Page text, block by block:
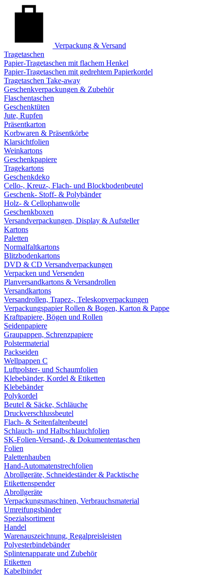
Verpackung & Versand
Tragetaschen
Papier-Tragetaschen mit flachem Henkel
Papier-Tragetaschen mit gedrehtem Papierkordel
Tragetaschen Take-away
Geschenkverpackungen & Zubehör
Flaschentaschen
Geschenktüten
Jute, Rupfen
Präsentkarton
Korbwaren & Präsentkörbe
Klarsichtfolien
Weinkartons
Geschenkpapiere
Tragekartons
Geschenkdeko
Cello-, Kreuz-, Flach- und Blockbodenbeutel
Geschenk- Stoff- & Polybänder
Holz- & Cellophanwolle
Geschenkboxen
Versandverpackungen, Display & Aufsteller
Kartons
Paletten
Normalfaltkartons
Blitzbodenkartons
DVD & CD Versandverpackungen
Verpacken und Versenden
Planversandkartons & Versandrollen
Versandkartons
Versandrollen, Trapez-, Teleskopverpackungen
Verpackungspapier Rollen & Bogen, Karton & Pappe
Kraftpapiere, Bögen und Rollen
Seidenpapiere
Graupappen, Schrenzpapiere
Polstermaterial
Packseiden
Wellpappen C
Luftpolster- und Schaumfolien
Klebebänder, Kordel & Etiketten
Klebebänder
Polykordel
Beutel & Säcke, Schläuche
Druckverschlussbeutel
Flach- & Seitenfaltenbeutel
Schlauch- und Halbschlauchfolien
SK-Folien-Versand-, & Dokumententaschen
Folien
Palettenhauben
Hand-Automatenstrechfolien
Abrollgeräte, Schneideständer & Packtische
Etikettenspender
Abrollgeräte
Verpackungsmaschinen, Verbrauchsmaterial
Umreifungsbänder
Spezialsortiment
Handel
Warenauszeichnung, Regalpreisleisten
Polyesterbindebänder
Splintenapparate und Zubehör
Etiketten
Kabelbinder